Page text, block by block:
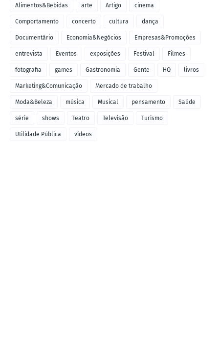
Alimentos&Bebidas arte Artigo cinema
Comportamento concerto cultura dança
Documentário Economia&Negócios Empresas&Promoções
entrevista Eventos exposições Festival Filmes
fotografia games Gastronomia Gente HQ livros
Marketing&Comunicação Mercado de trabalho
Moda&Beleza música Musical pensamento Saúde
série shows Teatro Televisão Turismo
Utilidade Pública vídeos